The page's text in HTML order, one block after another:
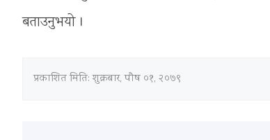
बताउनुभयो ।
प्रकाशित मिति:शुक्रबार, पौष ०१, २०७९